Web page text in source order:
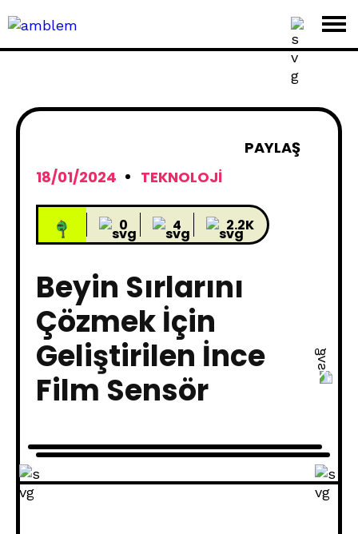
PAYLAŞ
18/01/2024
TEKNOLOJI
0 4 2.2K
Beyin Sırlarını
Çözmek İçin
Geliştirilen İnce
Film Sensör